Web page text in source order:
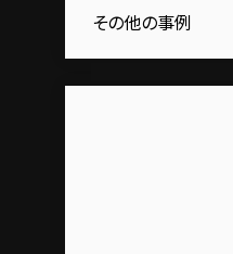
その他の事例